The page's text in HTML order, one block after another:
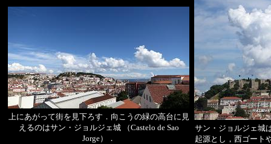
上にあがって街を見下ろす．向こうの緑の高台に見
えるのはサン・ジョルジェ城 （Castelo de Sao
Jorge）．
サン・ジョルジェ城
起源とし，西ゴート